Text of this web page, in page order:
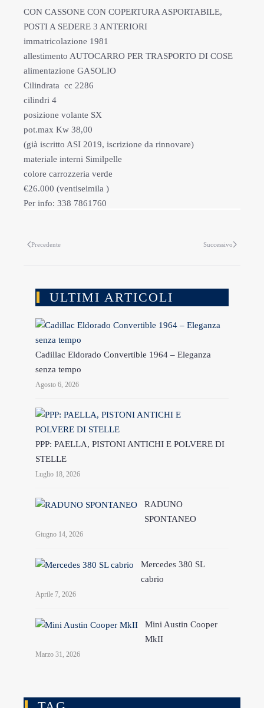
CON CASSONE CON COPERTURA ASPORTABILE,
POSTI A SEDERE 3 ANTERIORI
immatricolazione 1981
allestimento AUTOCARRO PER TRASPORTO DI COSE
alimentazione GASOLIO
Cilindrata cc 2286
cilindri 4
posizione volante SX
pot.max Kw 38,00
(già iscritto ASI 2019, iscrizione da rinnovare)
materiale interni Similpelle
colore carrozzeria verde
€26.000 (ventiseimila )
Per info: 338 7861760
Precedente Successivo
ULTIMI ARTICOLI
Cadillac Eldorado Convertible 1964 – Eleganza
senza tempo
Agosto 6, 2026
PPP: PAELLA, PISTONI ANTICHI E POLVERE DI
STELLE
Luglio 18, 2026
RADUNO
SPONTANEO
Giugno 14, 2026
Mercedes 380 SL
cabrio
Aprile 7, 2026
Mini Austin Cooper
MkII
Marzo 31, 2026